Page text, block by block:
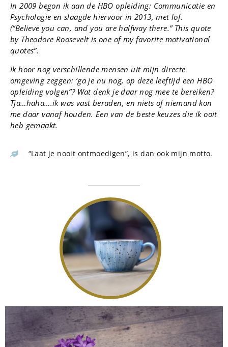
In 2009 begon ik aan de HBO opleiding: Communicatie en
Psychologie en slaagde hiervoor in 2013, met lof.
(“Believe you can, and you are halfway there.” This quote
by Theodore Roosevelt is one of my favorite motivational
quotes”.
Ik hoor nog verschillende mensen uit mijn directe
omgeving zeggen: ‘ga je nu nog, op deze leeftijd een HBO
opleiding volgen”? Wat denk je daar nog mee te bereiken?
Tja…haha….ik was vast beraden, en niets of niemand kon
me daar vanaf houden. Een van de beste keuzes die ik ooit
heb gemaakt.
“Laat je nooit ontmoedigen”, is dan ook mijn motto.